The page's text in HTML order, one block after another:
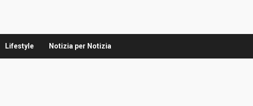
Lifestyle Notizia per Notizia